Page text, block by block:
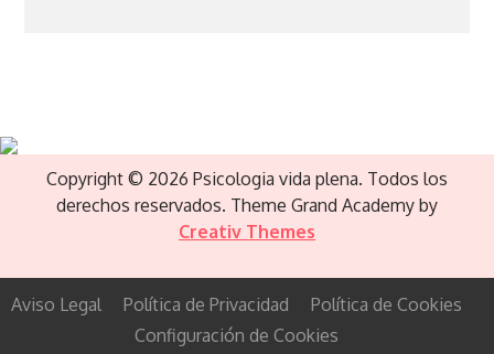
Copyright © 2026 Psicologia vida plena. Todos los
derechos reservados. Theme Grand Academy by
Creativ Themes
Aviso Legal Política de Privacidad
Política de Cookies
Configuración de Cookies